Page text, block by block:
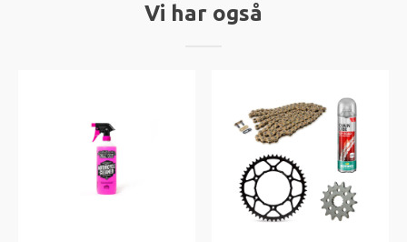
Vi har også